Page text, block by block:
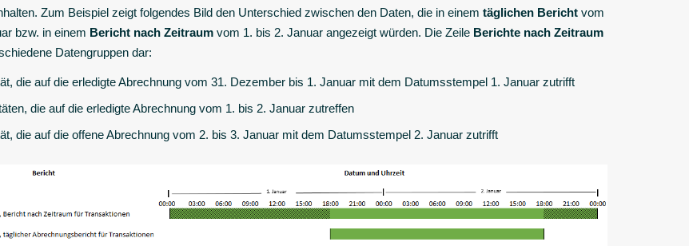
Zum Beispiel zeigt folgendes Bild den Unterschied zwischen den Daten, die in einem täglichen Bericht vom
bzw. in einem Bericht nach Zeitraum vom 1. bis 2. Januar angezeigt würden. Die Zeile Berichte nach Zeitraum
Datengruppen dar:
die auf die erledigte Abrechnung vom 31. Dezember bis 1. Januar mit dem Datumsstempel 1. Januar zutrifft
die auf die erledigte Abrechnung vom 1. bis 2. Januar zutreffen
die auf die offene Abrechnung vom 2. bis 3. Januar mit dem Datumsstempel 2. Januar zutrifft